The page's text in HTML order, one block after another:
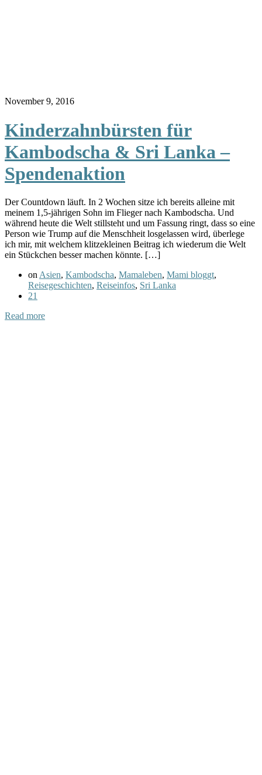
November 9, 2016
Kinderzahnbürsten für
Kambodscha & Sri Lanka –
Spendenaktion
Der Countdown läuft. In 2 Wochen sitze ich bereits alleine mit
meinem 1,5-jährigen Sohn im Flieger nach Kambodscha. Und
während heute die Welt stillsteht und um Fassung ringt, dass so eine
Person wie Trump auf die Menschheit losgelassen wird, überlege
ich mir, mit welchem klitzekleinen Beitrag ich wiederum die Welt
ein Stückchen besser machen könnte. […]
on Asien, Kambodscha, Mamaleben, Mami bloggt,
Reisegeschichten, Reiseinfos, Sri Lanka
21
Read more